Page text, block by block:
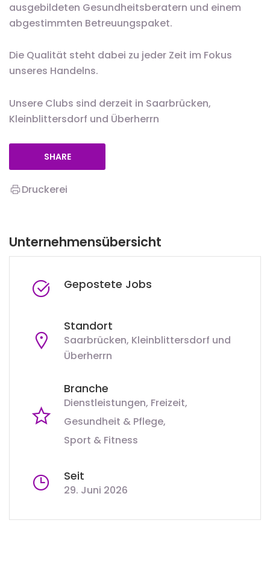
ausgebildeten Gesundheitsberatern und einem
abgestimmten Betreuungspaket.
Die Qualität steht dabei zu jeder Zeit im Fokus
unseres Handelns.
Unsere Clubs sind derzeit in Saarbrücken,
Kleinblittersdorf und Überherrn
SHARE
Druckerei
Unternehmensübersicht
Gepostete Jobs
Standort
Saarbrücken, Kleinblittersdorf und
Überherrn
Branche
Dienstleistungen Freizeit
Gesundheit & Pflege
Sport & Fitness
Seit
29. Juni 2026